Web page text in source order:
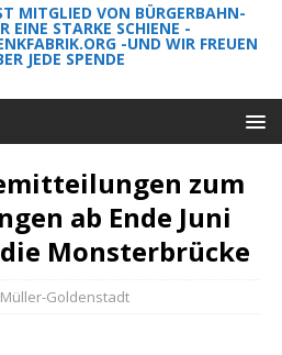
MITGLIED VON BÜRGERBAHN-
EINE STARKE SCHIENE -
-UND WIR FREUEN
JEDE SPENDE
zum
ab Ende Juni
Monsterbrücke
Goldenstadt